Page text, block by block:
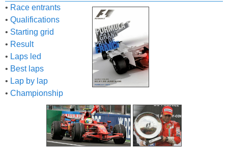
• Race entrants
• Qualifications
• Starting grid
• Result
• Laps led
• Best laps
• Lap by lap
• Championship